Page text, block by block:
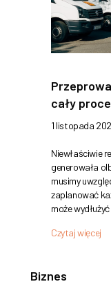
cały
1 listopada
Niewłaściwie
generowała
musimy
zaplanować
może
Czytaj więcej
Biznes